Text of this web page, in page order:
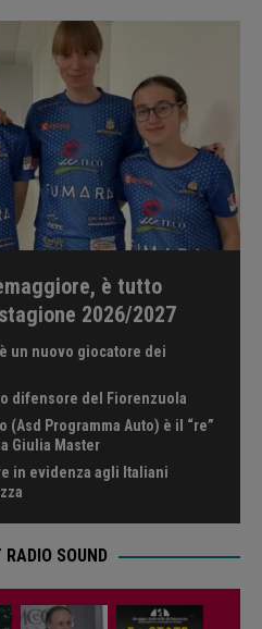
è tutto
2026/2027
un nuovo giocatore dei
difensore del Fiorenzuola
(Asd Programma Auto) è il “re”
Giulia Master
in evidenza agli Italiani
RADIO SOUND